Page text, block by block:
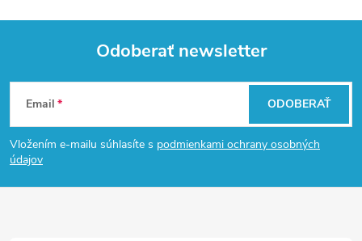
Z
á
p
Odoberať newsletter
Email
Vložením e-mailu súhlasíte s podmienkami ochrany osobných
údajov
ODOBERAŤ